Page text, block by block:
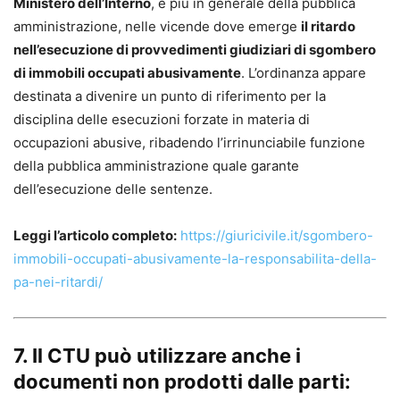
amministrazione, nelle vicende dove emerge il ritardo
nell’esecuzione di provvedimenti giudiziari di sgombero
di immobili occupati abusivamente. L’ordinanza appare
destinata a divenire un punto di riferimento per la
disciplina delle esecuzioni forzate in materia di
occupazioni abusive, ribadendo l’irrinunciabile funzione
della pubblica amministrazione quale garante
dell’esecuzione delle sentenze.
Leggi l’articolo completo: https://giuricivile.it/sgombero-
immobili-occupati-abusivamente-la-responsabilita-della-
pa-nei-ritardi/
7. Il CTU può utilizzare anche i
documenti non prodotti dalle parti: